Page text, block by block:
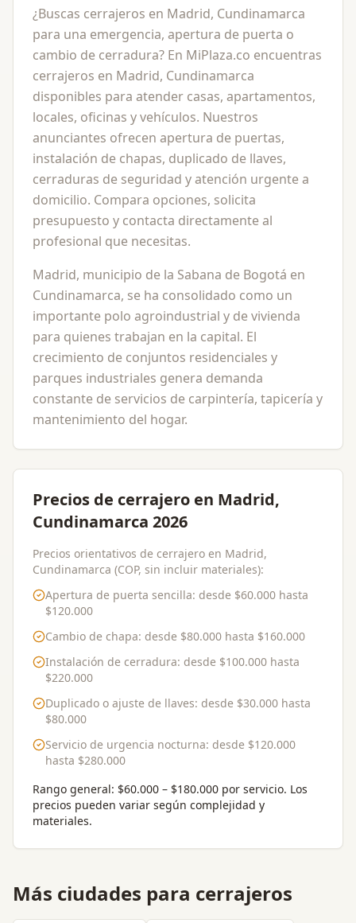
¿Buscas cerrajeros en Madrid, Cundinamarca
para una emergencia, apertura de puerta o
cambio de cerradura? En MiPlaza.co encuentras
cerrajeros en Madrid, Cundinamarca
disponibles para atender casas, apartamentos,
locales, oficinas y vehículos. Nuestros
anunciantes ofrecen apertura de puertas,
instalación de chapas, duplicado de llaves,
cerraduras de seguridad y atención urgente a
domicilio. Compara opciones, solicita
presupuesto y contacta directamente al
profesional que necesitas.
Madrid, municipio de la Sabana de Bogotá en
Cundinamarca, se ha consolidado como un
importante polo agroindustrial y de vivienda
para quienes trabajan en la capital. El
crecimiento de conjuntos residenciales y
parques industriales genera demanda
constante de servicios de carpintería, tapicería y
mantenimiento del hogar.
Precios de cerrajero en Madrid,
Cundinamarca 2026
Precios orientativos de cerrajero en Madrid,
Cundinamarca (COP, sin incluir materiales):
Apertura de puerta sencilla: desde $60.000 hasta
$120.000
Cambio de chapa: desde $80.000 hasta $160.000
Instalación de cerradura: desde $100.000 hasta
$220.000
Duplicado o ajuste de llaves: desde $30.000 hasta
$80.000
Servicio de urgencia nocturna: desde $120.000
hasta $280.000
Rango general: $60.000 – $180.000 por servicio. Los
precios pueden variar según complejidad y
materiales.
Más ciudades para cerrajeros